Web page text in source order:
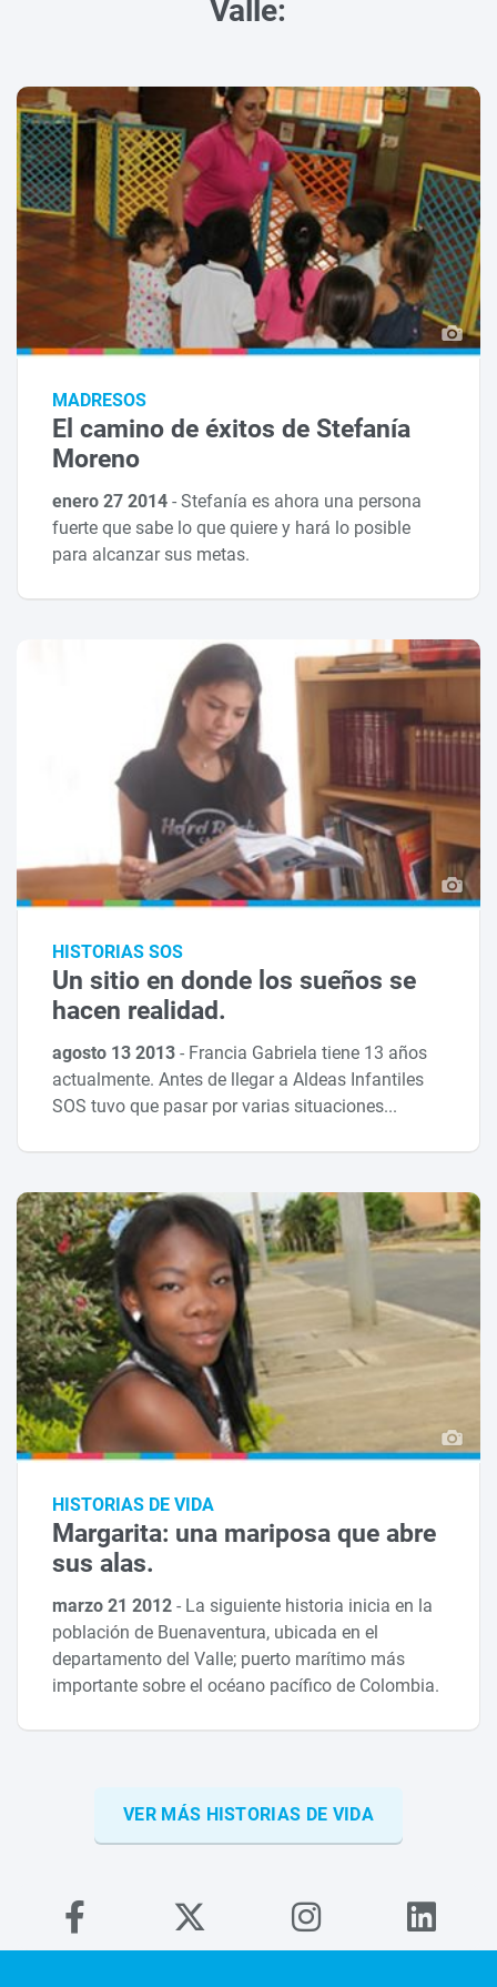
Valle:
MADRESOS
El camino de éxitos de Stefanía
Moreno
enero 27 2014-Stefanía es ahora una persona
fuerte que sabe lo que quiere y hará lo posible
para alcanzar sus metas.
HISTORIAS SOS
Un sitio en donde los sueños se
hacen realidad.
agosto 13 2013- Francia Gabriela tiene 13 años
actualmente. Antes de llegar a Aldeas Infantiles
SOS tuvo que pasar por varias situaciones...
HISTORIAS DE VIDA
Margarita: una mariposa que abre
sus alas.
marzo 21 2012- La siguiente historia inicia en la
población de Buenaventura, ubicada en el
departamento del Valle; puerto marítimo más
importante sobre el océano pacífico de Colombia.
VER MÁS HISTORIAS DE VIDA